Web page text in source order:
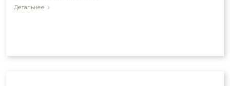
Детальнее